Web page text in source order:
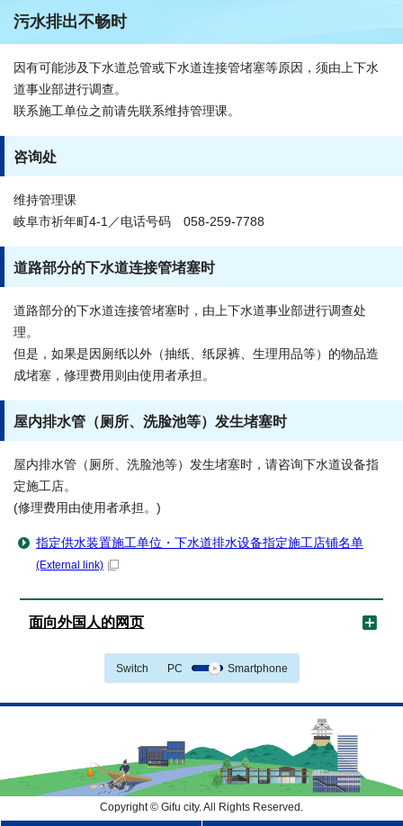
污水排出不畅时
因有可能涉及下水道总管或下水道连接管堵塞等原因，须由上下水
道事业部进行调查。
联系施工单位之前请先联系维持管理课。
咨询处
维持管理课
岐阜市祈年町4-1／电话号码 058-259-7788
道路部分的下水道连接管堵塞时
道路部分的下水道连接管堵塞时，由上下水道事业部进行调查处
理。
但是，如果是因厕纸以外（抽纸、纸尿裤、生理用品等）的物品造
成堵塞，修理费用则由使用者承担。
屋内排水管（厕所、洗脸池等）发生堵塞时
屋内排水管（厕所、洗脸池等）发生堵塞时，请咨询下水道设备指
定施工店。
(修理费用由使用者承担。)
指定供水装置施工单位・下水道排水设备指定施工店铺名单
(External link)
面向外国人的网页
Switch PC Smartphone
Copyright © Gifu city. All Rights Reserved.